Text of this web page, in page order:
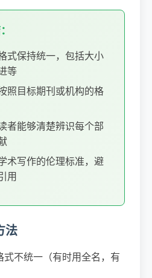
式保持统一，包括大小
等
照目标期刊或机构的格
者能够清楚辨识每个部
术写作的伦理标准，避
用
法
式不统一（有时用全名，有